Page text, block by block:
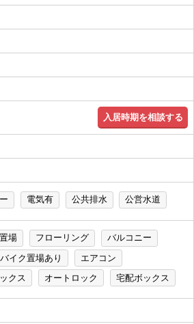
入居時期を相談する
電気有 公共排水 公営水道
場 フローリング
バルコニー
バイク置場あり
エアコン
クス
オートロック 宅配ボックス